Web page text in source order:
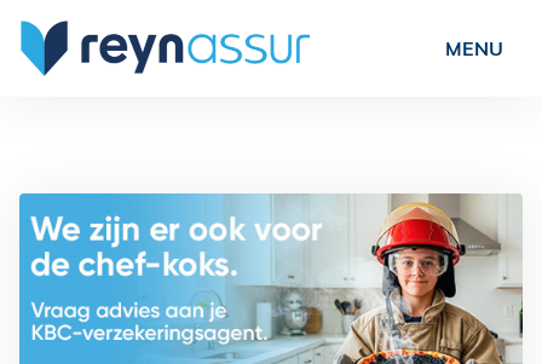
Verenigingen
Over ons
Nieuws